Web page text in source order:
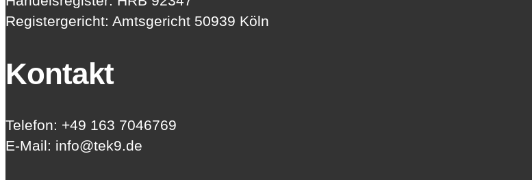
Registergericht: Amtsgericht 50939 Köln
Kontakt
Telefon: +49 163 7046769
E-Mail: info@tek9.de